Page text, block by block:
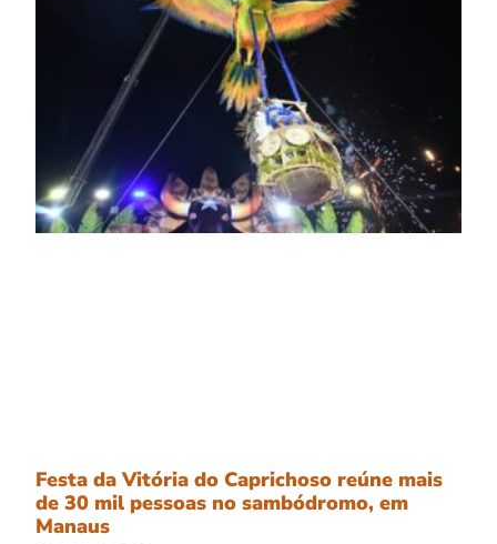
Festa da Vitória do Caprichoso reúne mais
de 30 mil pessoas no sambódromo, em
Manaus